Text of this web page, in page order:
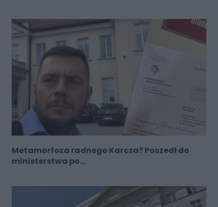
Metamorfoza radnego Karcza? Poszedł do
ministerstwa po...